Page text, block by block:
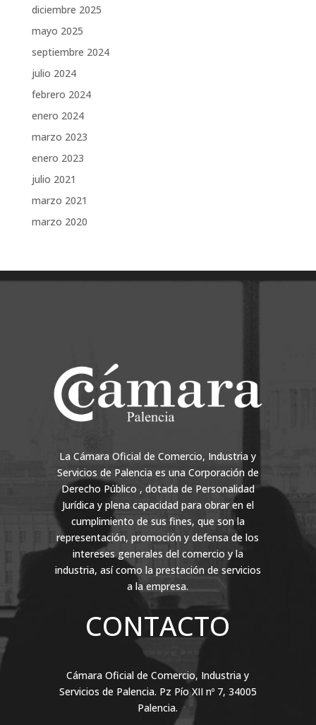
diciembre 2025
mayo 2025
septiembre 2024
julio 2024
febrero 2024
enero 2024
marzo 2023
enero 2023
julio 2021
marzo 2021
marzo 2020
La Cámara Oficial de Comercio, Industria y
Servicios de Palencia es una Corporación de
Derecho Público , dotada de Personalidad
Jurídica y plena capacidad para obrar en el
cumplimiento de sus fines, que son la
representación, promoción y defensa de los
intereses generales del comercio y la
industria, así como la prestación de servicios
a la empresa.
CONTACTO
Cámara Oficial de Comercio, Industria y
Servicios de Palencia. Pz Pío XII nº 7, 34005
Palencia.